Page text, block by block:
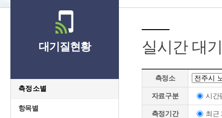
대기질현황
측정소별
항목별
실시간 대
측정소
자료구분 시간
측정기간 최근